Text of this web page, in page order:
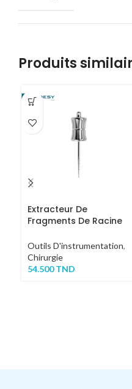
Produits
Extracteur De
Fragments De Racine
Outils D'instrumentation,
Chirurgie
54.500TND